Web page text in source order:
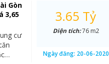
Gòn
3,65
cư
3.65 Tỷ
Diện tích:76 m2
Ngày đăng: 20-06-2020